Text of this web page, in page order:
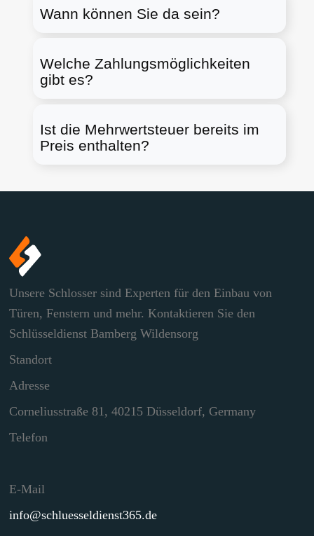
Wann können Sie da sein?
Welche Zahlungsmöglichkeiten
gibt es?
Ist die Mehrwertsteuer bereits im
Preis enthalten?
Unsere Schlosser sind Experten für den Einbau von
Türen, Fenstern und mehr. Kontaktieren Sie den
Schlüsseldienst Bamberg Wildensorg
Standort
Adresse
Corneliusstraße 81, 40215 Düsseldorf, Germany
Telefon
E-Mail
info@schluesseldienst365.de